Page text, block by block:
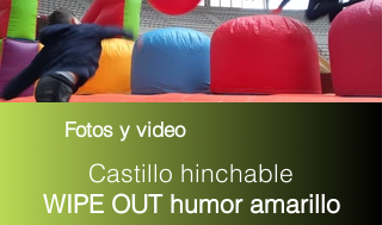
Fotos y video
Castillo hinchable
WIPE OUT humor amarillo